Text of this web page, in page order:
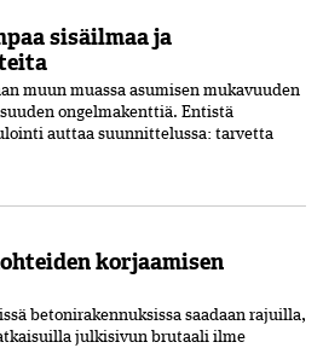
sisäilmaa ja
muun muassa asumisen mukavuuden
ongelmakenttiä. Entistä
auttaa suunnittelussa: tarvetta
korjaamisen
betonirakennuksissa saadaan rajuilla,
julkisivun brutaali ilme